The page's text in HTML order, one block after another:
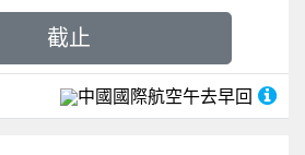
中國國際航空午去早回
截止